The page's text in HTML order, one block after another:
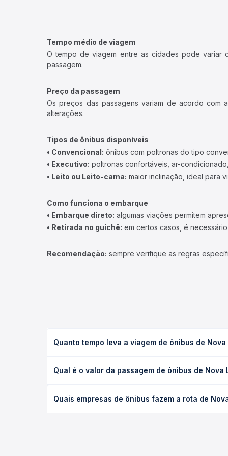
Tempo médio de viagem
O tempo de viagem entre as cidades pode variar
passagem.
Preço da passagem
Os preços das passagens variam de acordo com
alterações.
Tipos de ônibus disponíveis
• Convencional: ônibus com poltronas do tipo
• Executivo: poltronas confortáveis, ar-
• Leito ou Leito-cama: maior inclinação, ideal para
Como funciona o embarque
• Embarque direto: algumas viações permitem
• Retirada no guichê: em certos casos, é
Recomendação: sempre verifique as regras
Quanto tempo leva a viagem de ônibus de
executivo ou leito) e as condições de tráfego. Na
Qual é o valor da passagem de ônibus de
poltrona e a antecedência da compra. Na Quero
Quais empresas de ônibus fazem a rota de